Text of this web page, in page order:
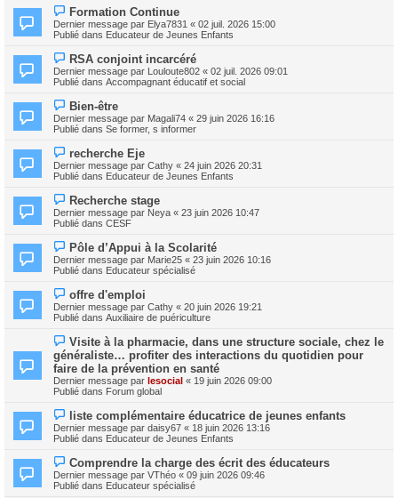
s
a
g
e
a
u
m
s
s
a
e
N
o
u
v
a
u
m
s
s
a
Formation Continue
Dernier message par Elya7831 « 02 juil. 2026 15:00
Publié dans Educateur de Jeunes Enfants
N
o
u
v
a
u
m
s
s
a
e
RSA conjoint incarcéré
Dernier message par Louloute802 « 02 juil. 2026 09:01
Publié dans Accompagnant éducatif et social
N
o
u
v
a
u
m
s
s
a
e
Bien-être
Dernier message par Magali74 « 29 juin 2026 16:16
Publié dans Se former, s informer
N
o
u
v
a
u
m
s
s
a
recherche Eje
Dernier message par Cathy « 24 juin 2026 20:31
Publié dans Educateur de Jeunes Enfants
N
o
u
v
a
u
m
s
s
a
e
Recherche stage
Dernier message par Neya « 23 juin 2026 10:47
Publié dans CESF
N
o
u
v
a
u
m
s
s
a
g
e
Pôle d’Appui à la Scolarité
Dernier message par Marie25 « 23 juin 2026 10:16
Publié dans Educateur spécialisé
N
o
u
v
a
u
m
e
s
s
a
g
e
offre d'emploi
Dernier message par Cathy « 20 juin 2026 19:21
Publié dans Auxiliaire de puériculture
N
u
v
e
a
m
e
s
s
a
g
e
Visite à la pharmacie, dans une structure sociale, chez le
généraliste… profiter des interactions du quotidien pour
faire de la prévention en santé
Dernier message par lesocial « 19 juin 2026 09:00
Publié dans Forum global
N
o
u
v
a
u
m
liste complémentaire éducatrice de jeunes enfants
Dernier message par daisy67 « 18 juin 2026 13:16
Publié dans Educateur de Jeunes Enfants
N
o
u
v
Comprendre la charge des écrit des éducateurs
Dernier message par VThéo « 09 juin 2026 09:46
Publié dans Educateur spécialisé